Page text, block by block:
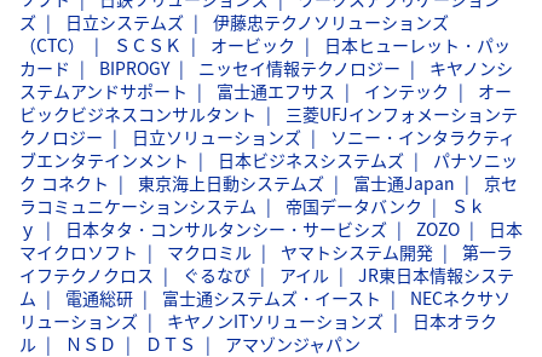
ズ
日立システムズ
伊藤忠テクノソリューションズ
（CTC）
ＳＣＳＫ オービック
日本ヒューレット・パッ
カード
BIPROGY ニッセイ情報テクノロジー
キヤノンシ
ステムアンドサポート
富士通エフサス インテック
オー
ビックビジネスコンサルタント
三菱UFJインフォメーションテ
クノロジー
日立ソリューションズ
ソニー・インタラクティ
ブエンタテインメント
日本ビジネスシステムズ
パナソニッ
ク コネクト
東京海上日動システムズ 富士通Japan
京セ
ラコミュニケーションシステム
帝国データバンク
Ｓｋ
ｙ
日本タタ・コンサルタンシー・サービシズ ZOZO
日本
マイクロソフト
マクロミル ヤマトシステム開発
第一ラ
イフテクノクロス
ぐるなび アイル
JR東日本情報システ
ム
電通総研 富士通システムズ・イースト
NECネクサソ
リューションズ
キヤノンITソリューションズ
日本オラク
ル
ＮＳＤ ＤＴＳ アマゾンジャパン